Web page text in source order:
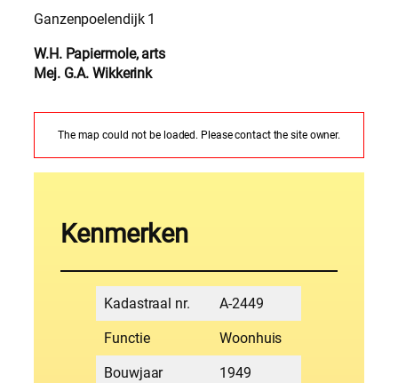
Ganzenpoelendijk 1
W.H. Papiermole, arts
Mej. G.A. Wikkerink
The map could not be loaded. Please contact the site owner.
Kenmerken
Kadastraal nr. A-2449
Functie Woonhuis
Bouwjaar 1949